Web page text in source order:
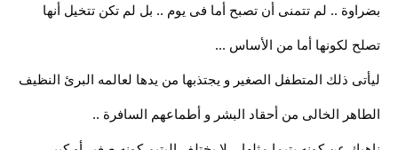
بضراوة .. لم تتمنى أن تصبح أما فى يوم .. بل لم تكن تتخيل أنها
تصلح لكونها أما من الأساس ...
ليأتى ذلك المتطفل الصغير و يجتذبها من يدها لعالمه البرئ النظيف
الطاهر الخالى من أحقاد البشر و أطماعهم السافرة ..